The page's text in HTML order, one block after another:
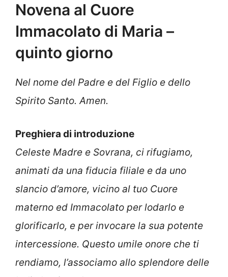
Novena al Cuore
Immacolato di Maria –
quinto giorno
Nel nome del Padre e del Figlio e dello
Spirito Santo. Amen.
Preghiera di introduzione
Celeste Madre e Sovrana, ci rifugiamo,
animati da una fiducia filiale e da uno
slancio d’amore, vicino al tuo Cuore
materno ed Immacolato per lodarlo e
glorificarlo, e per invocare la sua potente
intercessione. Questo umile onore che ti
rendiamo, l’associamo allo splendore delle